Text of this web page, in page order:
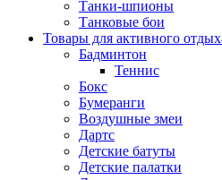
Танки-шпионы
Танковые бои
Товары для активного
Бадминтон
Теннис
Бокс
Бумеранги
Воздушные змеи
Дартс
Детские батуты
Детские палатки